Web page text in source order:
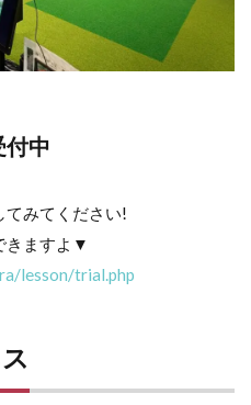
付中
てみてください!
きますよ▼
lesson/trial.php